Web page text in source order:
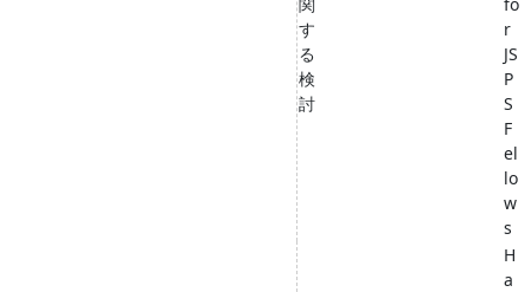
す
る
検
討
r
JS
P
S
F
el
lo
w
s
H
a